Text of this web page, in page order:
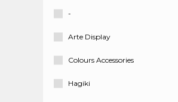
-
Arte Display
Colours Accessories
Hagiki